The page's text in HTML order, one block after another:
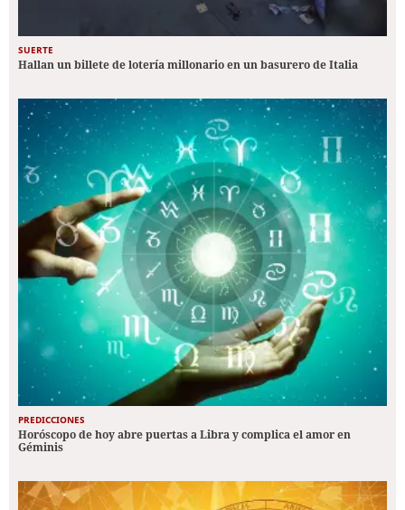
SUERTE
Hallan un billete de lotería millonario en un basurero de Italia
PREDICCIONES
Horóscopo de hoy abre puertas a Libra y complica el amor en
Géminis